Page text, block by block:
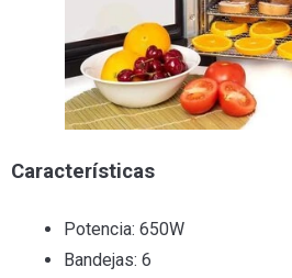
Características
Potencia: 650W
Bandejas: 6